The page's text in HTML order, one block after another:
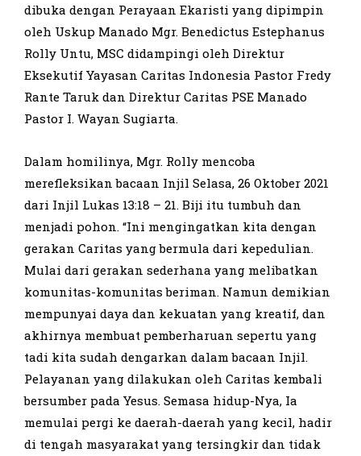
dibuka dengan Perayaan Ekaristi yang dipimpin
oleh Uskup Manado Mgr. Benedictus Estephanus
Rolly Untu, MSC didampingi oleh Direktur
Eksekutif Yayasan Caritas Indonesia Pastor Fredy
Rante Taruk dan Direktur Caritas PSE Manado
Pastor I. Wayan Sugiarta.
Dalam homilinya, Mgr. Rolly mencoba
merefleksikan bacaan Injil Selasa, 26 Oktober 2021
dari Injil Lukas 13:18 – 21. Biji itu tumbuh dan
menjadi pohon. “Ini mengingatkan kita dengan
gerakan Caritas yang bermula dari kepedulian.
Mulai dari gerakan sederhana yang melibatkan
komunitas-komunitas beriman. Namun demikian
mempunyai daya dan kekuatan yang kreatif, dan
akhirnya membuat pemberharuan sepertu yang
tadi kita sudah dengarkan dalam bacaan Injil.
Pelayanan yang dilakukan oleh Caritas kembali
bersumber pada Yesus. Semasa hidup-Nya, Ia
memulai pergi ke daerah-daerah yang kecil, hadir
di tengah masyarakat yang tersingkir dan tidak